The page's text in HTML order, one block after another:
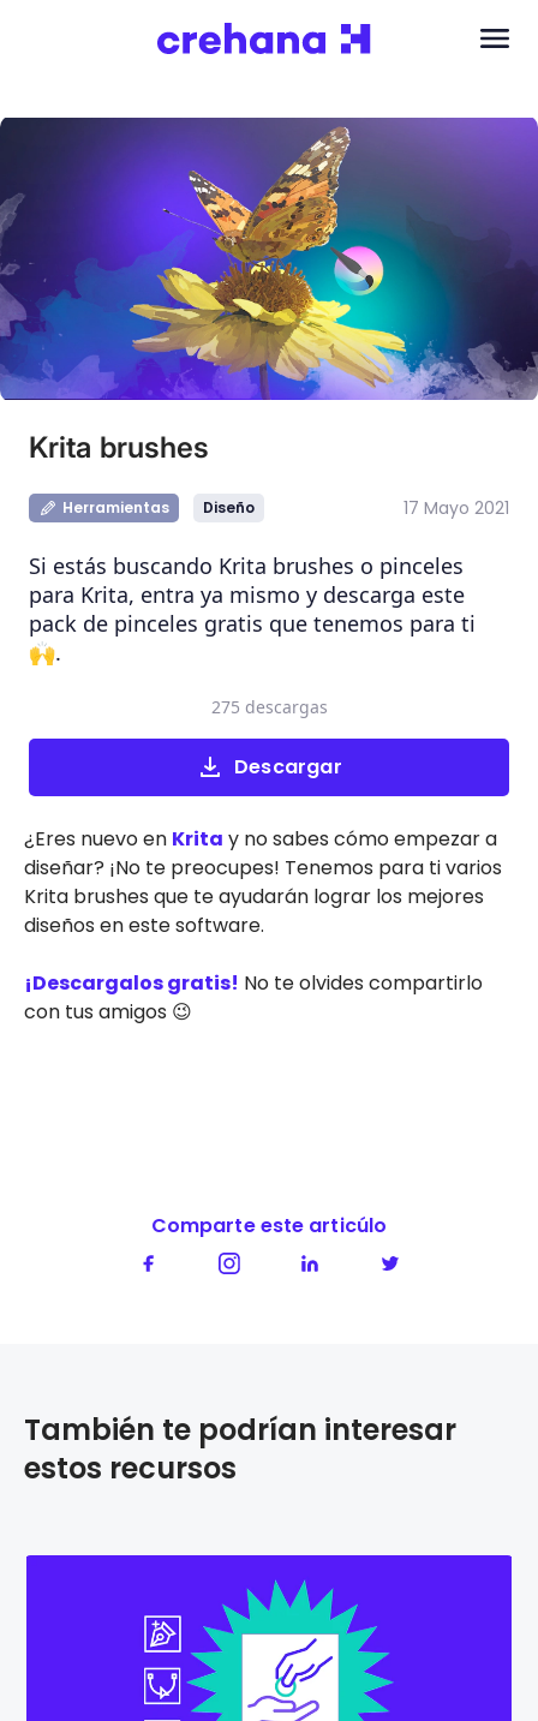
Krita brushes
Herramientas Diseño 17 Mayo 2021
Si estás buscando Krita brushes o pinceles
para Krita, entra ya mismo y descarga este
pack de pinceles gratis que tenemos para ti
🙌.
Descargar
275 descargas
¿Eres nuevo en Krita y no sabes cómo empezar a
diseñar? ¡No te preocupes! Tenemos para ti varios
Krita brushes que te ayudarán lograr los mejores
diseños en este software.
¡Descargalos gratis! No te olvides compartirlo
con tus amigos 😉
Comparte este articúlo
También te podrían interesar
estos recursos